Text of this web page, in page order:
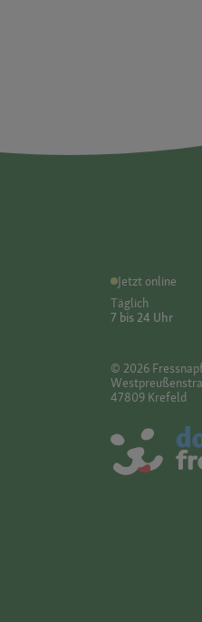
Jetzt online
Täglich
7 bis 24 Uhr
© 2026
47809 Krefeld